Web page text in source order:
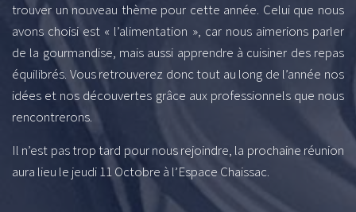
trouver un nouveau thème pour cette année. Celui que nous
avons choisi est « l’alimentation », car nous aimerions parler
de la gourmandise, mais aussi apprendre à cuisiner des repas
équilibrés. Vous retrouverez donc tout au long de l’année nos
idées et nos découvertes grâce aux professionnels que nous
rencontrerons.
Il n’est pas trop tard pour nous rejoindre, la prochaine réunion
aura lieu le jeudi 11 Octobre à l’Espace Chaissac.